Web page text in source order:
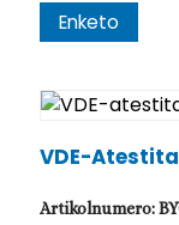
Enketo
VDE-
Artikolnumero: